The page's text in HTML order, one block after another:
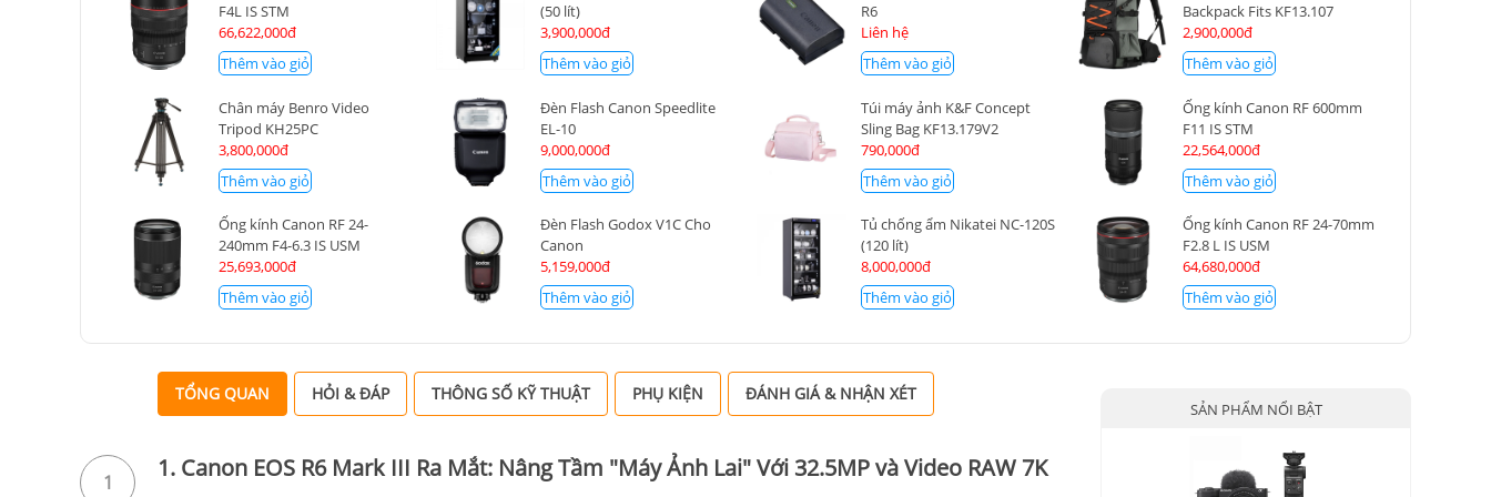
F4L IS STM
66,622,000đ
Thêm vào giỏ
(50 lít)
3,900,000đ
Thêm vào giỏ
R6
Liên hệ
Thêm vào giỏ
Backpack Fits KF13.107
2,900,000đ
Thêm vào giỏ
Chân máy Benro Video
Tripod KH25PC
3,800,000đ
Thêm vào giỏ
Đèn Flash Canon Speedlite
EL-10
9,000,000đ
Thêm vào giỏ
Túi máy ảnh K&F Concept
Sling Bag KF13.179V2
790,000đ
Thêm vào giỏ
Ống kính Canon RF 600mm
F11 IS STM
22,564,000đ
Thêm vào giỏ
Ống kính Canon RF 24-
240mm F4-6.3 IS USM
25,693,000đ
Thêm vào giỏ
Đèn Flash Godox V1C Cho
Canon
5,159,000đ
Thêm vào giỏ
Tủ chống ẩm Nikatei NC-120S
(120 lít)
8,000,000đ
Thêm vào giỏ
Ống kính Canon RF 24-70mm
F2.8 L IS USM
64,680,000đ
Thêm vào giỏ
1
TỔNG QUAN HỎI & ĐÁP THÔNG SỐ KỸ THUẬT PHỤ KIỆN ĐÁNH GIÁ & NHẬN XÉT
1. Canon EOS R6 Mark III Ra Mắt: Nâng Tầm "Máy Ảnh Lai" Với 32.5MP và Video RAW 7K
SẢN PHẨM NỔI BẬT